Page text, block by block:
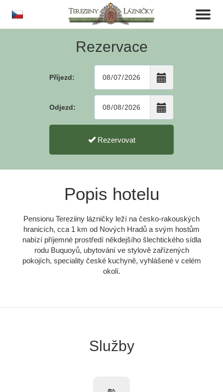
Toggle
Rezervace
Příjezd:
Odjezd:
Rezervovat
Popis hotelu
Pensionu Tereziiny lázničky leží na česko-rakouských
hranicích, cca 1 km od Nových Hradů a svým hostům
nabízí příjemné prostředí někdejšího šlechtického sídla
rodu Buquoyů, ubytování ve stylově zařízených
pokojích, speciality české kuchyně, vyhlášené v celém
okolí.
Služby